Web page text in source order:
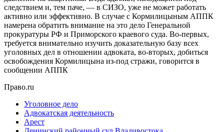
следствием и, тем паче, — в СИЗО, уже не может работать
активно или эффективно. В случае с Кормилицыным АППК
намерена обратить внимание на это дело Генеральной
прокуратуры РФ и Приморского краевого суда. Во-первых,
требуется внимательно изучить доказательную базу всех
уголовных дел в отношении адвоката, во-вторых, добиться
освобождения Кормилицына из-под стражи, говорится в
сообщении АППК
Право.ru
Уголовное дело
Адвокатская деятельность
Арест